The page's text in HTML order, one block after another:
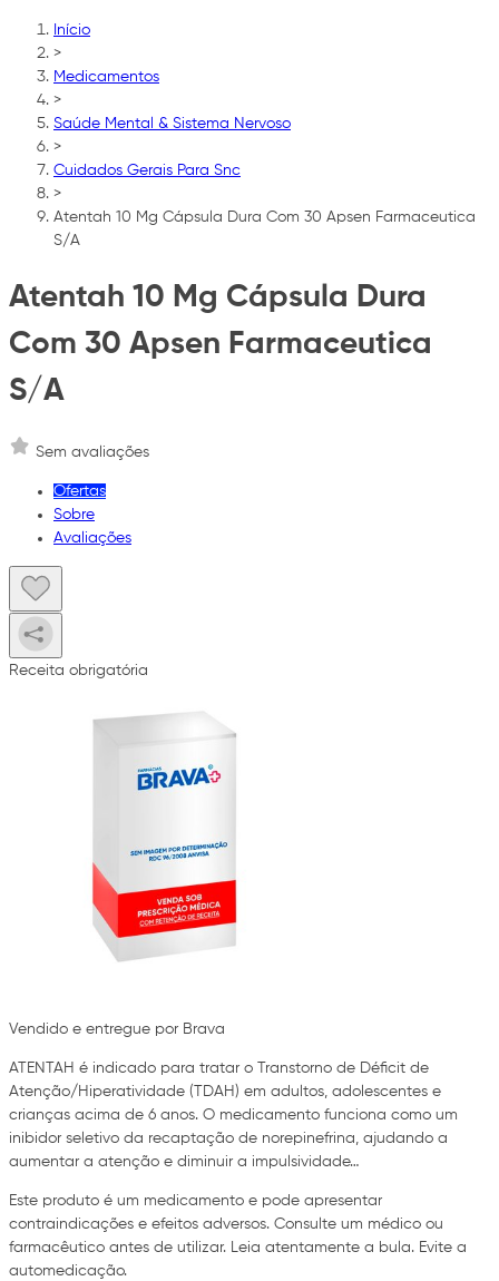
Início
>
Medicamentos
>
Saúde Mental & Sistema Nervoso
>
Cuidados Gerais Para Snc
>
Atentah 10 Mg Cápsula Dura Com 30 Apsen Farmaceutica
S/A
Atentah 10 Mg Cápsula Dura
Com 30 Apsen Farmaceutica
S/A
Sem avaliações
Ofertas
Sobre
Avaliações
Receita obrigatória
Vendido e entregue por Brava
ATENTAH é indicado para tratar o Transtorno de Déficit de
Atenção/Hiperatividade (TDAH) em adultos, adolescentes e
crianças acima de 6 anos. O medicamento funciona como um
inibidor seletivo da recaptação de norepinefrina, ajudando a
aumentar a atenção e diminuir a impulsividade…
Este produto é um medicamento e pode apresentar
contraindicações e efeitos adversos. Consulte um médico ou
farmacêutico antes de utilizar. Leia atentamente a bula. Evite a
automedicação.